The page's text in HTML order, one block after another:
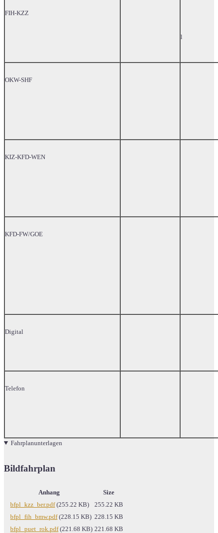
FIH-KZZ
l
OKW-SHF
KIZ-KFD-WEN
KFD-FW/GOE
Digital
Telefon
Fahrplanunterlagen
Bildfahrplan
Anhang
Size
bfpl_kzz_ber.pdf (255.22 KB)
255.22 KB
bfpl_fih_bmw.pdf (228.15 KB) 228.15 KB
bfpl_puet_rok.pdf (221.68 KB) 221.68 KB